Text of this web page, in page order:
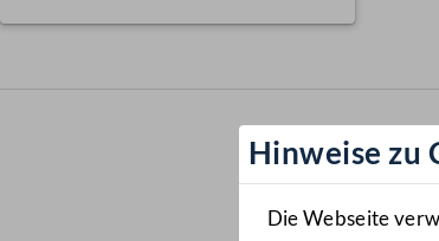
Hinweise zu
Die Webseite